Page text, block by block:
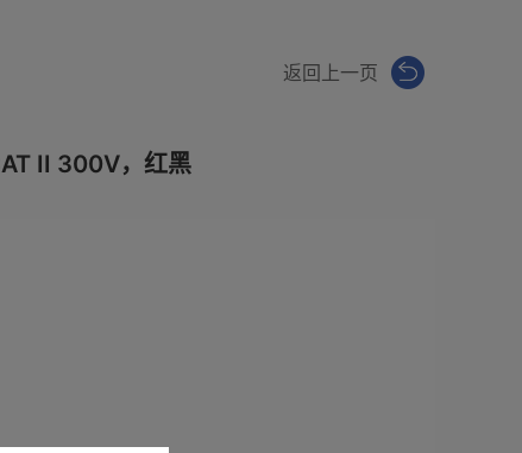
返回上一页
II 300V，红黑